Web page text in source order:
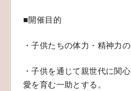
■開催目的
・子供たちの体力・精神力
・子供を通じて親世代に関
愛を育む一助とする。